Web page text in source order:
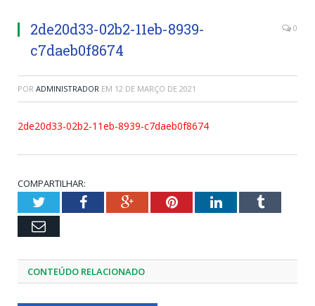
2de20d33-02b2-11eb-8939-
c7daeb0f8674
0
POR ADMINISTRADOR EM 12 DE MARÇO DE 2021
2de20d33-02b2-11eb-8939-c7daeb0f8674
COMPARTILHAR:
TwitterFacebookGoogle+PinterestLinkedInTumblr
Email
CONTEÚDO RELACIONADO